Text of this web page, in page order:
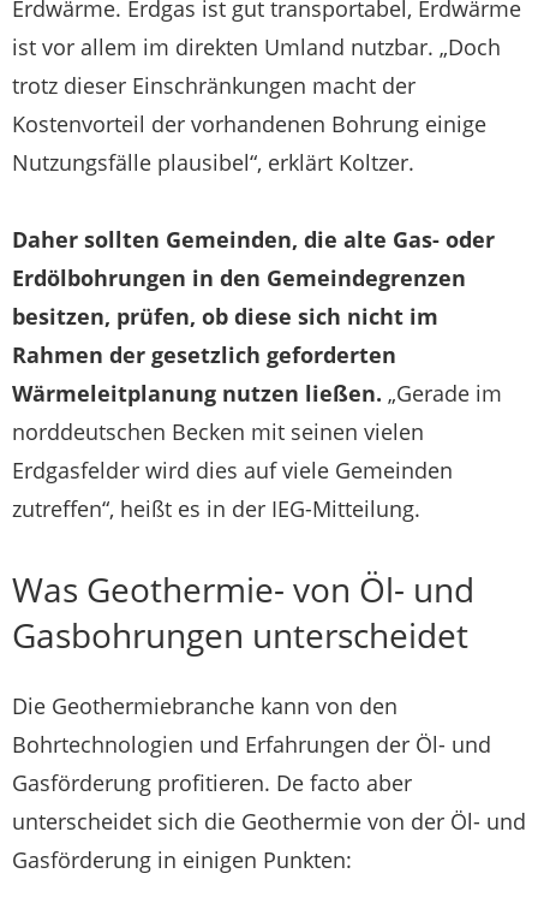
Erdwärme. Erdgas ist gut transportabel, Erdwärme
ist vor allem im direkten Umland nutzbar. „Doch
trotz dieser Einschränkungen macht der
Kostenvorteil der vorhandenen Bohrung einige
Nutzungsfälle plausibel“, erklärt Koltzer.
Daher sollten Gemeinden, die alte Gas- oder
Erdölbohrungen in den Gemeindegrenzen
besitzen, prüfen, ob diese sich nicht im
Rahmen der gesetzlich geforderten
Wärmeleitplanung nutzen ließen. „Gerade im
norddeutschen Becken mit seinen vielen
Erdgasfelder wird dies auf viele Gemeinden
zutreffen“, heißt es in der IEG-Mitteilung.
Was Geothermie- von Öl- und
Gasbohrungen unterscheidet
Die Geothermiebranche kann von den
Bohrtechnologien und Erfahrungen der Öl- und
Gasförderung profitieren. De facto aber
unterscheidet sich die Geothermie von der Öl- und
Gasförderung in einigen Punkten: